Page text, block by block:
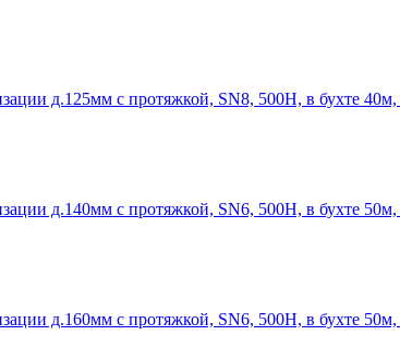
д.125мм с протяжкой, SN8, 500Н, в бухте
д.140мм с протяжкой, SN6, 500Н, в бухте
д.160мм с протяжкой, SN6, 500Н, в бухте